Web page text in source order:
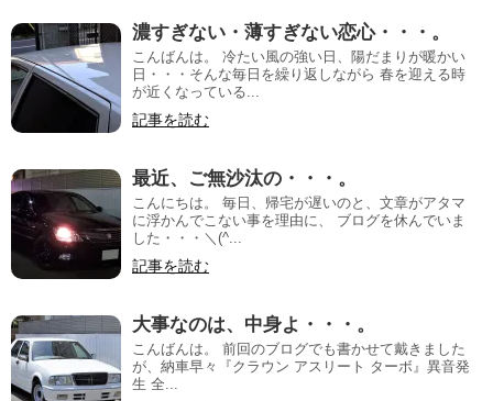
濃すぎない・薄すぎない恋心・・・。
こんばんは。 冷たい風の強い日、陽だまりが暖かい
日・・・そんな毎日を繰り返しながら 春を迎える時
が近くなっている...
記事を読む
最近、ご無沙汰の・・・。
こんにちは。 毎日、帰宅が遅いのと、文章がアタマ
に浮かんでこない事を理由に、 ブログを休んでいま
した・・・＼(^...
記事を読む
大事なのは、中身よ・・・。
こんばんは。 前回のブログでも書かせて戴きました
が、納車早々『クラウン アスリート ターボ』異音発
生 全...